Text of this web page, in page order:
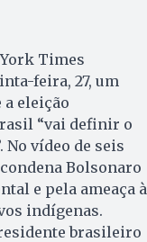
Times
feira, 27, um
a eleição
“vai definir o
No vídeo de seis
Bolsonaro
e pela ameaça à
indígenas.
brasileiro